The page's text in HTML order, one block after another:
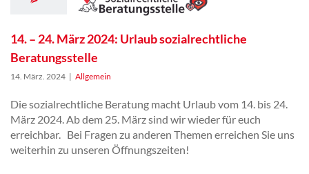
14. – 24. März 2024: Urlaub sozialrechtliche
Beratungsstelle
14. März. 2024 | Allgemein
Die sozialrechtliche Beratung macht Urlaub vom 14. bis 24.
März 2024. Ab dem 25. März sind wir wieder für euch
erreichbar. Bei Fragen zu anderen Themen erreichen Sie uns
weiterhin zu unseren Öffnungszeiten!